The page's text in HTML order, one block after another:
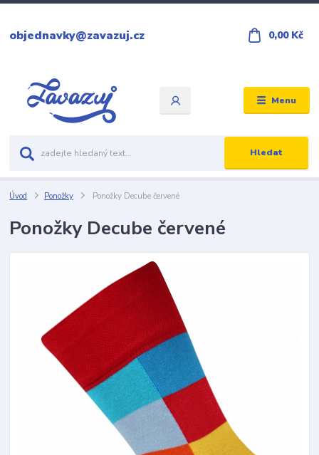
Menu
Hledat
objednavky@zavazuj.cz 0,00 Kč
Úvod Ponožky Ponožky Decube červené
Ponožky Decube červené